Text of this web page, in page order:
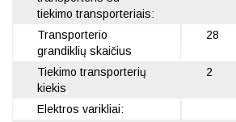
tiekimo transporteriais:
Transporterio
grandiklių skaičius
Tiekimo transporterių
kiekis
Elektros varikliai:
28
2